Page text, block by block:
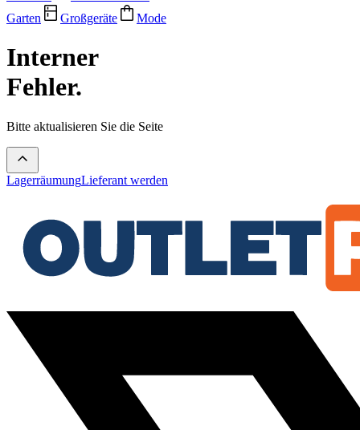
Garten
Großgeräte Mode
Interner
Fehler.
Bitte aktualisieren Sie die Seite
LagerräumungLieferant werden